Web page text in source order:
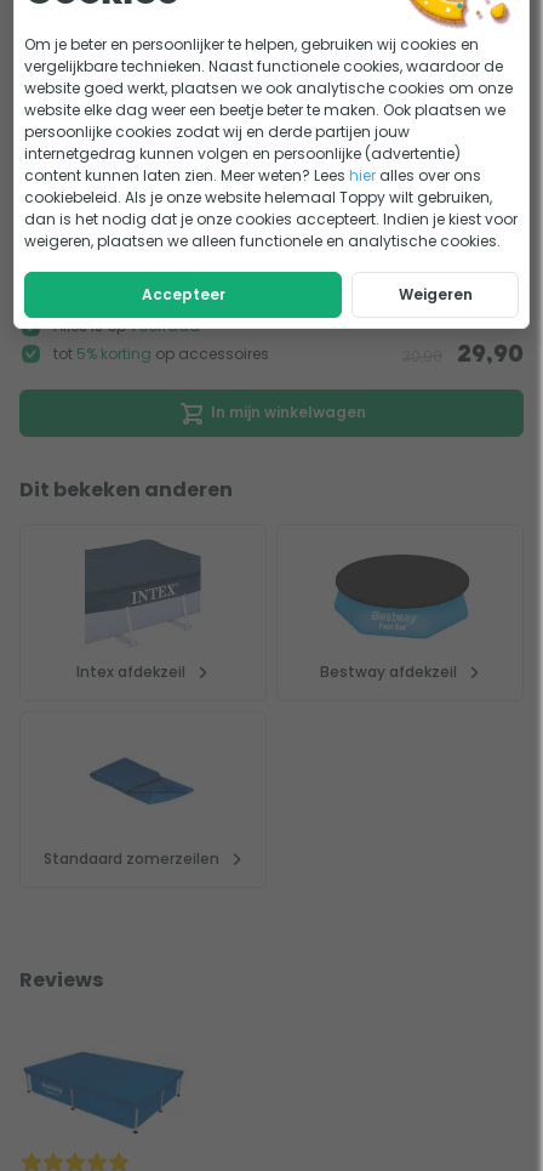
+
-5%
W'eau DPD 3-in-1 testset inclusief
tabletten
Alles is opvoorraad
tot 5% korting op accessoires 29,90
In mijn winkelwagen
Dit bekeken anderen
Intex afdekzeil Bestway afdekzeil
Standaard zomerzeilen
Reviews
Om je beter en persoonlijker te helpen, gebruiken wij cookies en
vergelijkbare technieken. Naast functionele cookies, waardoor de
website goed werkt, plaatsen we ook analytische cookies om onze
website elke dag weer een beetje beter te maken. Ook plaatsen we
persoonlijke cookies zodat wij en derde partijen jouw
internetgedrag kunnen volgen en persoonlijke (advertentie)
content kunnen laten zien. Meer weten? Leeshier alles over ons
cookiebeleid. Als je onze website helemaal Toppy wilt gebruiken,
dan is het nodig dat je onze cookies accepteert. Indien je kiest voor
weigeren, plaatsen we alleen functionele en analytische cookies.
Accepteer Weigeren